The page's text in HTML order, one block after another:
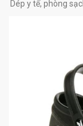
Dép y tế, phòng